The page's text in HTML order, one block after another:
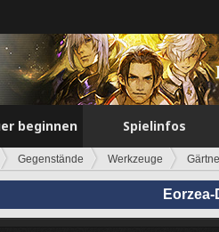
beginnen Spielinfos
Gegenstände Werkzeuge